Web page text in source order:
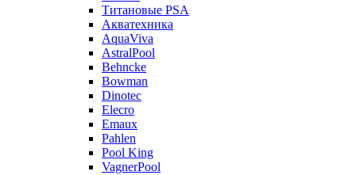
Титановые PSA
Акватехника
AquaViva
AstralPool
Behncke
Bowman
Dinotec
Elecro
Emaux
Pahlen
Pool King
VagnerPool